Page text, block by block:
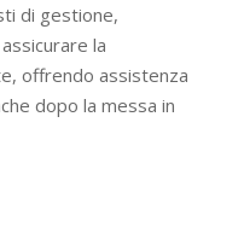
di gestione,
la
offrendo assistenza
dopo la messa in